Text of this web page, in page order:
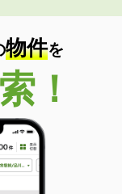
物件を
！